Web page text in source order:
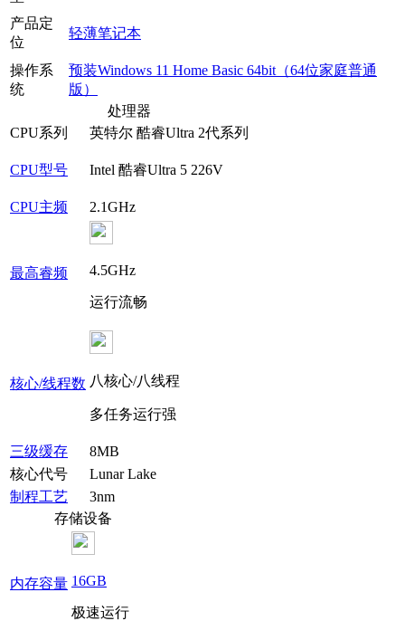
产品定
位
轻薄笔记本
操作系
统
预装Windows 11 Home Basic 64bit（64位家庭普通
版）
处理器
CPU系列
英特尔 酷睿Ultra 2代系列
CPU型号 Intel 酷睿Ultra 5 226V
CPU主频 2.1GHz
最高睿频 4.5GHz
运行流畅
核心/线程数 八核心/八线程
多任务运行强
三级缓存
8MB
核心代号
Lunar Lake
制程工艺
3nm
存储设备
内存容量 16GB
极速运行